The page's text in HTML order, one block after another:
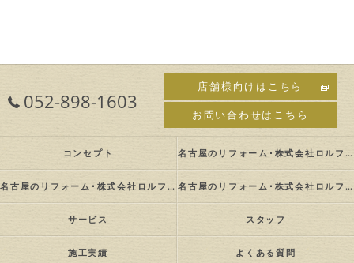
052-898-1603
店舗様向けはこちら
お問い合わせはこちら
コンセプト 名古屋のリフォーム･株式会社ロルフの口コミ情報
名古屋のリフォーム･株式会社ロルフの評判 名古屋のリフォーム･株式会社ロルフのお客様の声
サービス スタッフ
施工実績 よくある質問